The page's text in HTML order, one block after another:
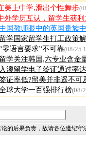
美上中学,滑出个性舞步
外学历互认，留学生获利
国教师眼中的英国贵族
留学国家留学生打工政策
零语言要求”不可靠(08/25
留学关注韩国,六专业含金
入澳留学电子签证通过率
证率低?留美并非遥不可
球大学一百强排行榜(08/
的后果负责，故请各位遵纪守